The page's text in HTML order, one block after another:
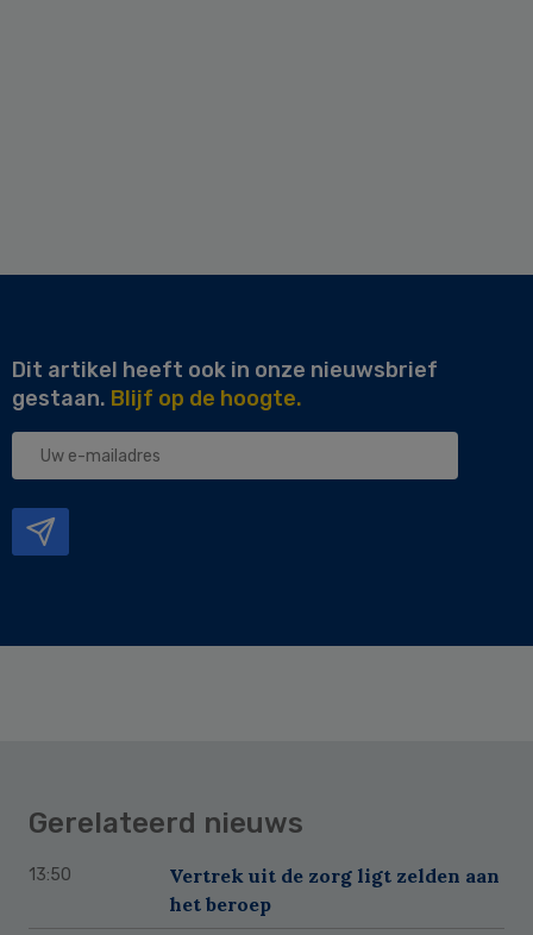
Dit artikel heeft ook in onze nieuwsbrief
gestaan. Blijf op de hoogte.
Uw
Gerelateerd nieuws
13:50
Vertrek uit de zorg ligt zelden aan
het beroep